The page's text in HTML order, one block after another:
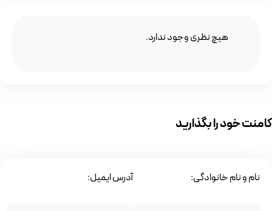
هیچ نظری وجود ندارد.
کامنت خود را بگذارید
نام و نام خانوادگی: آدرس ایمیل: